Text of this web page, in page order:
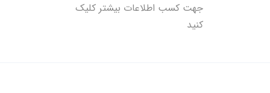
جهت کسب اطلاعات بیشتر کلیک
کنید